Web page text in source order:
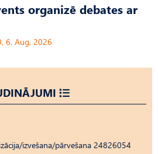
organizē debates ar
6. Aug, 2026
izvešana/pārvešana 24826054